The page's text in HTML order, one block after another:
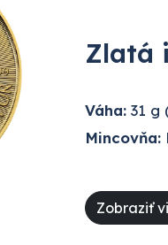
Zlatá
Váha: 31 g
Mincovňa:
Zobraziť